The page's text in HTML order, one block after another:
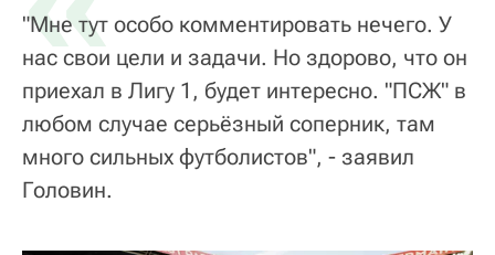
"Мне тут особо комментировать нечего. У
нас свои цели и задачи. Но здорово, что он
приехал в Лигу 1, будет интересно. "ПСЖ" в
любом случае серьёзный соперник, там
много сильных футболистов", - заявил
Головин.